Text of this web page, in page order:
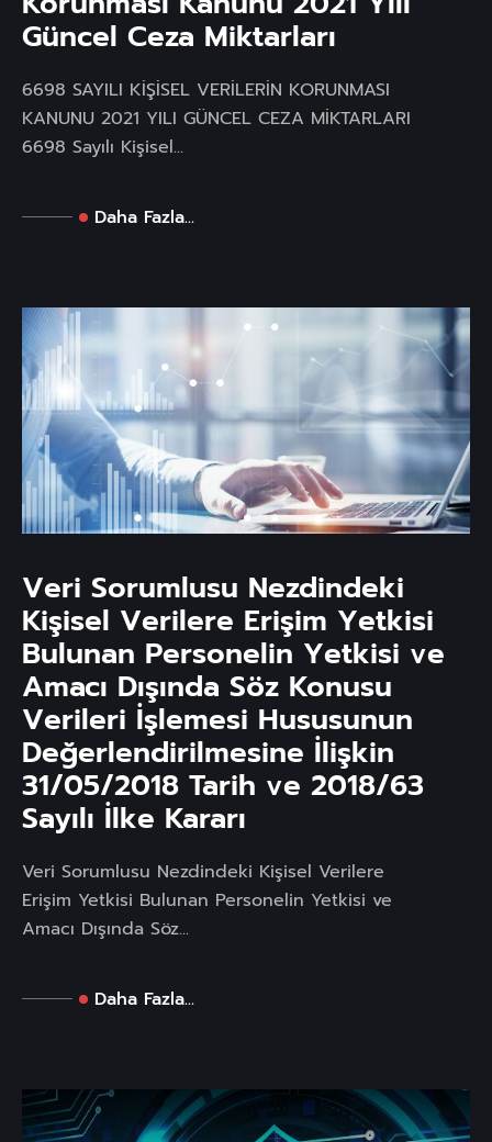
Güncel Ceza Miktarları
6698 SAYILI KİŞİSEL VERİLERİN KORUNMASI
KANUNU 2021 YILI GÜNCEL CEZA MİKTARLARI
6698 Sayılı Kişisel...
Daha Fazla...
Veri Sorumlusu Nezdindeki
Kişisel Verilere Erişim Yetkisi
Bulunan Personelin Yetkisi ve
Amacı Dışında Söz Konusu
Verileri İşlemesi Hususunun
Değerlendirilmesine İlişkin
31/05/2018 Tarih ve 2018/63
Sayılı İlke Kararı
Veri Sorumlusu Nezdindeki Kişisel Verilere
Erişim Yetkisi Bulunan Personelin Yetkisi ve
Amacı Dışında Söz...
Daha Fazla...